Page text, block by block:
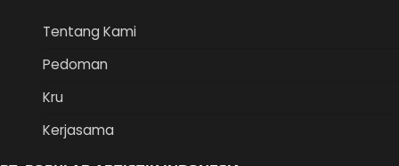
Tentang Kami
Pedoman
Kru
Kerjasama